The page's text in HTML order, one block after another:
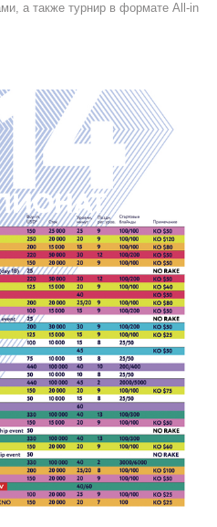
а также турнир в формате All-in